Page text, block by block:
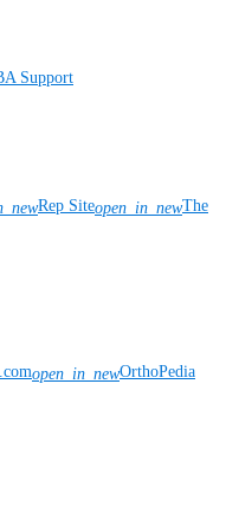
Support
Rep Siteopen_in_newThe
open_in_newOrthoPedia